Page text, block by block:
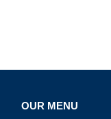
OUR MENU